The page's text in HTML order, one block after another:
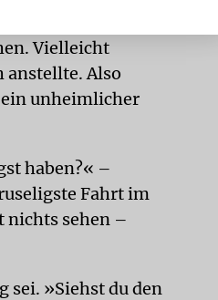
Vielleicht
anstellte. Also
ein unheimlicher
haben?« –
Fahrt im
nichts sehen –
sei. »Siehst du den